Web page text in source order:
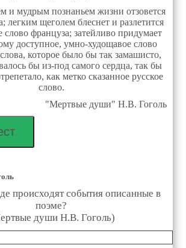
и мудрым познаньем жизни отзовется
легким щеголем блеснет и разлетится
слово француза; затейливо придумает
доступное, умно-худощавое слово
которое было бы так замашисто,
бы из-под самого сердца, так бы
как метко сказанное русское
слово.
"Мертвые души" Н.В. Гоголь
происходят события описанные в
поэме?
души Н.В. Гоголь)